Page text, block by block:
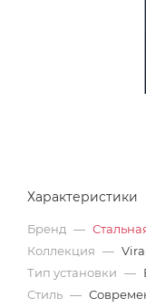
Характеристики
Бренд —
Коллекция —
Тип установки —
Стиль —